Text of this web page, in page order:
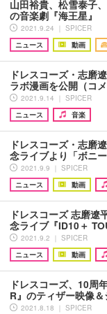
山田裕貴、松雪泰子
の音楽劇『海王星』
2021.9.24 ｜ SPICER
ニュース
動画
ドレスコーズ・志磨
ラボ漫画を公開（コメ
2021.9.14 ｜ SPICER
ニュース
音楽
ドレスコーズ・志磨
念ライブより「ボニ
2021.9.9 ｜ SPICER
ニュース
動画
ドレスコーズ 志磨遼
念ライブ『ID10＋
2021.9.2 ｜ SPICER
ニュース
動画
ドレスコーズ、10周
R』のティザー映像
2021.8.18 ｜ SPICER